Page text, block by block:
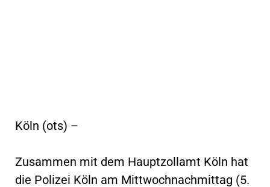
Köln (ots) –
Zusammen mit dem Hauptzollamt Köln hat
die Polizei Köln am Mittwochnachmittag (5.